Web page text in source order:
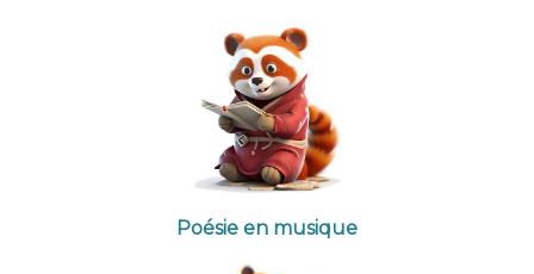
Poésie en musique